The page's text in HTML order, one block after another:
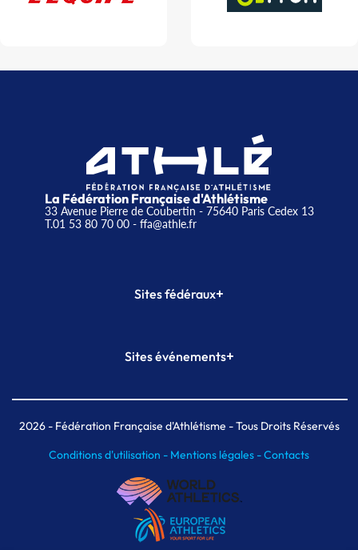
La Fédération Française d'Athlétisme
33 Avenue Pierre de Coubertin - 75640 Paris Cedex 13
T.01 53 80 70 00- ffa@athle.fr
Sites fédéraux+
Plateforme Formation
Sites événements+
Meeting de Paris indoor
MAIF Ekiden de Paris
2026- Fédération Française d'Athlétisme - Tous Droits Réservés
Conditions d'utilisation - Mentions légales -Contacts